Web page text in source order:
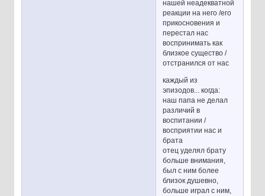
нашей неадекватной
реакции на него /его
прикосновения и
перестал нас
воспринимать как
близкое существо /
отстранился от нас
каждый из
эпизодов... когда:
наш папа не делал
различий в
воспитании /
восприятии нас и
брата
отец уделял брату
больше внимания,
был с ним более
близок душевно,
больше играл с ним,